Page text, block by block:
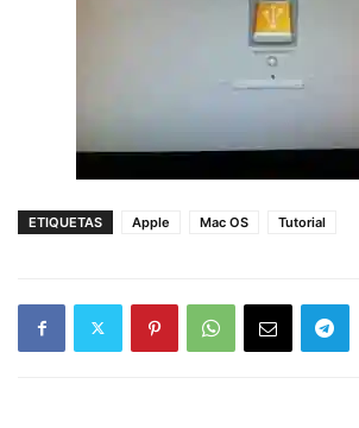
ETIQUETAS Apple Mac OS Tutorial